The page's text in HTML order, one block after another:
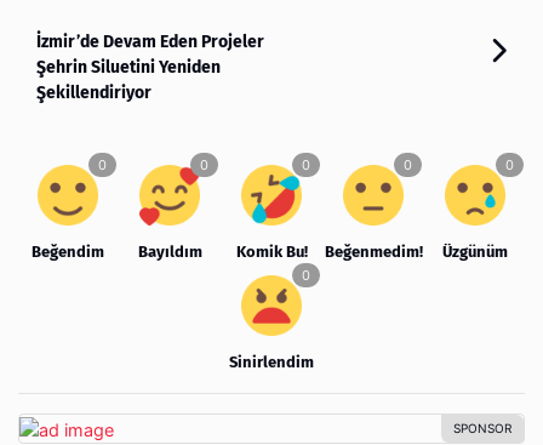
İzmir’de Devam Eden Projeler
Şehrin Siluetini Yeniden
Şekillendiriyor
Beğendim Bayıldım Komik Bu! Beğenmedim! Üzgünüm
Sinirlendim